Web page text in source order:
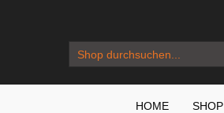
HOME SHOP